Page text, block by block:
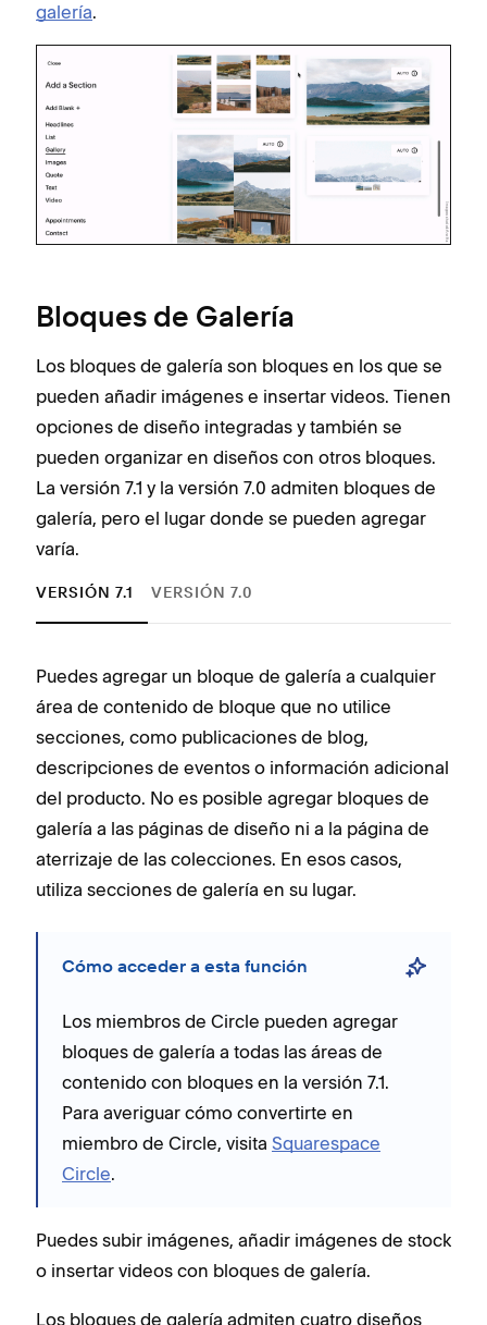
galería.
Bloques de Galería
Los bloques de galería son bloques en los que se
pueden añadir imágenes e insertar videos. Tienen
opciones de diseño integradas y también se
pueden organizar en diseños con otros bloques.
La versión 7.1 y la versión 7.0 admiten bloques de
galería, pero el lugar donde se pueden agregar
varía.
VERSIÓN 7.1 VERSIÓN 7.0
Puedes agregar un bloque de galería a cualquier
área de contenido de bloque que no utilice
secciones, como publicaciones de blog,
descripciones de eventos o información adicional
del producto. No es posible agregar bloques de
galería a las páginas de diseño ni a la página de
aterrizaje de las colecciones. En esos casos,
utiliza secciones de galería en su lugar.
Cómo acceder a esta función
Los miembros de Circle pueden agregar
bloques de galería a todas las áreas de
contenido con bloques en la versión 7.1.
Para averiguar cómo convertirte en
miembro de Circle, visita Squarespace
Circle.
Puedes subir imágenes, añadir imágenes de stock
o insertar videos con bloques de galería.
Los bloques de galería admiten cuatro diseños